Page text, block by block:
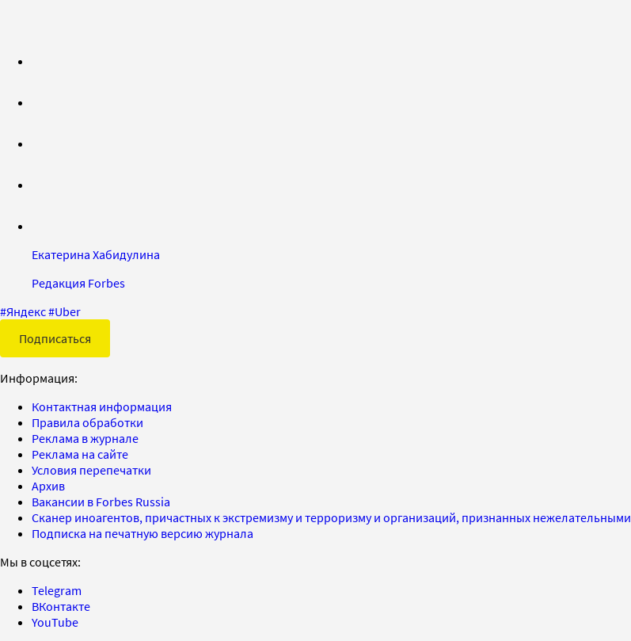
Екатерина Хабидулина
Редакция Forbes
#Яндекс#Uber
Подписаться
Информация:
Контактная информация
Правила обработки
Реклама в журнале
Реклама на сайте
Условия перепечатки
Архив
Вакансии в Forbes Russia
Сканер иноагентов, причастных к экстремизму и терроризму и организаций, признанных нежелательными
Подписка на печатную версию журнала
Мы в соцсетях:
Telegram
ВКонтакте
YouTube